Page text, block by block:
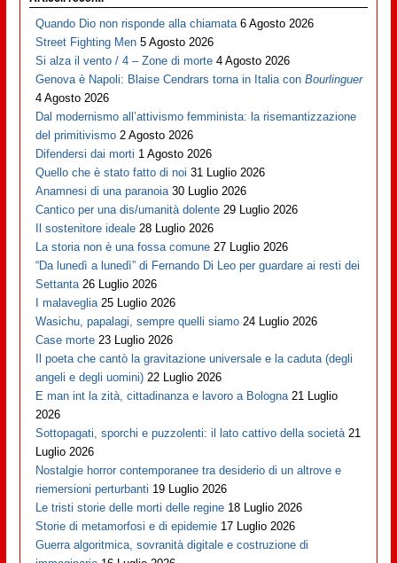
Quando Dio non risponde alla chiamata 6 Agosto 2026
Street Fighting Men 5 Agosto 2026
Si alza il vento / 4 – Zone di morte 4 Agosto 2026
Genova è Napoli: Blaise Cendrars torna in Italia conBourlinguer
4 Agosto 2026
Dal modernismo all’attivismo femminista: la risemantizzazione
del primitivismo 2 Agosto 2026
Difendersi dai morti 1 Agosto 2026
Quello che è stato fatto di noi 31 Luglio 2026
Anamnesi di una paranoia 30 Luglio 2026
Cantico per una dis/umanità dolente 29 Luglio 2026
Il sostenitore ideale 28 Luglio 2026
La storia non è una fossa comune 27 Luglio 2026
“Da lunedì a lunedì” di Fernando Di Leo per guardare ai resti dei
Settanta 26 Luglio 2026
I malaveglia 25 Luglio 2026
Wasichu, papalagi, sempre quelli siamo 24 Luglio 2026
Case morte 23 Luglio 2026
Il poeta che cantò la gravitazione universale e la caduta (degli
angeli e degli uomini) 22 Luglio 2026
E man int la zità, cittadinanza e lavoro a Bologna 21 Luglio
2026
Sottopagati, sporchi e puzzolenti: il lato cattivo della società 21
Luglio 2026
Nostalgie horror contemporanee tra desiderio di un altrove e
riemersioni perturbanti 19 Luglio 2026
Le tristi storie delle morti delle regine 18 Luglio 2026
Storie di metamorfosi e di epidemie 17 Luglio 2026
Guerra algoritmica, sovranità digitale e costruzione di